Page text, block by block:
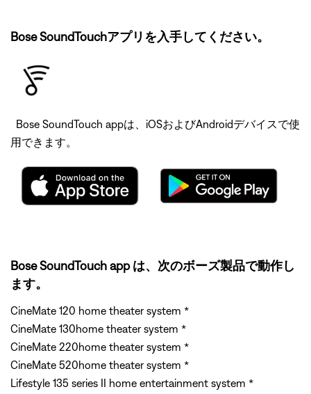
Bose SoundTouchアプリを入手してください。
Bose SoundTouch appは、iOSおよびAndroidデバイスで使
用できます。
Bose SoundTouch app は、次のボーズ製品で動作し
ます。
CineMate 120 home theater system *
CineMate 130home theater system *
CineMate 220home theater system *
CineMate 520home theater system *
Lifestyle 135 series II home entertainment system *